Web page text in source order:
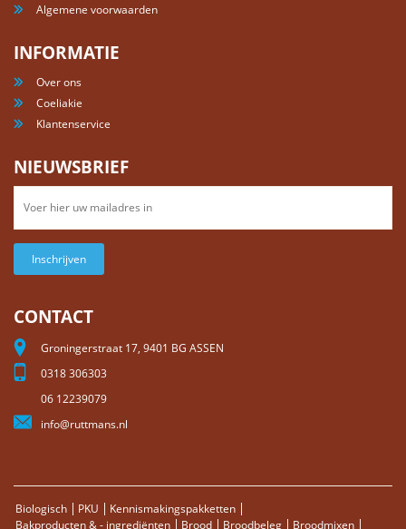
Algemene voorwaarden
INFORMATIE
Over ons
Coeliakie
Klantenservice
NIEUWSBRIEF
Inschrijven
CONTACT
Groningerstraat 17, 9401 BG ASSEN
0318 306303
06 12239079
info@ruttmans.nl
Biologisch PKU
Kennismakingspakketten
Bakproducten & - ingrediënten
Brood Broodbeleg Broodmixen